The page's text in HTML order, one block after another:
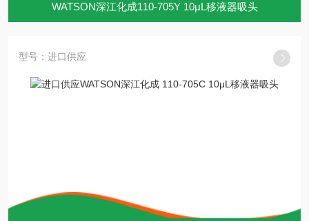
WATSON深江化成110-705Y 10μL移液器吸头
型号：进口供应